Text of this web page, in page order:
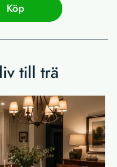
Köp
till trä